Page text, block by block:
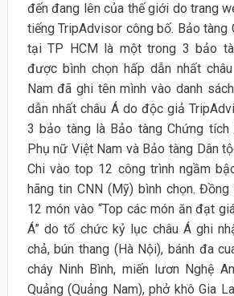
đến đang lên của thế giới do trang
tiếng TripAdvisor công bố. Bảo
tại TP HCM là một trong 3 bảo
được bình chọn hấp dẫn nhất
Nam đã ghi tên mình vào danh
dẫn nhất châu Á do độc giả
3 bảo tàng là Bảo tàng Chứng
Phụ nữ Việt Nam và Bảo tàng Dân
Chi vào top 12 công trình ngầm
hãng tin CNN (Mỹ) bình chọn.
12 món vào “Top các món ăn đạt
Á” do tổ chức kỷ lục châu Á ghi
chả, bún thang (Hà Nội), bánh đa
cháy Ninh Bình, miến lươn Nghệ
Quảng (Quảng Nam), phở khô Gia